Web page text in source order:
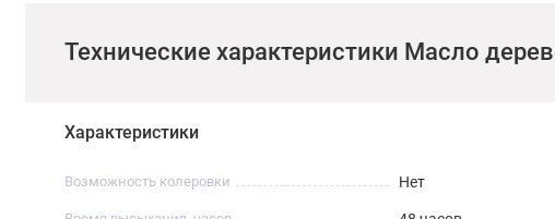
- Садовая мебель и перила
Технические характеристики Масло
Характеристики
Возможность колеровки Нет